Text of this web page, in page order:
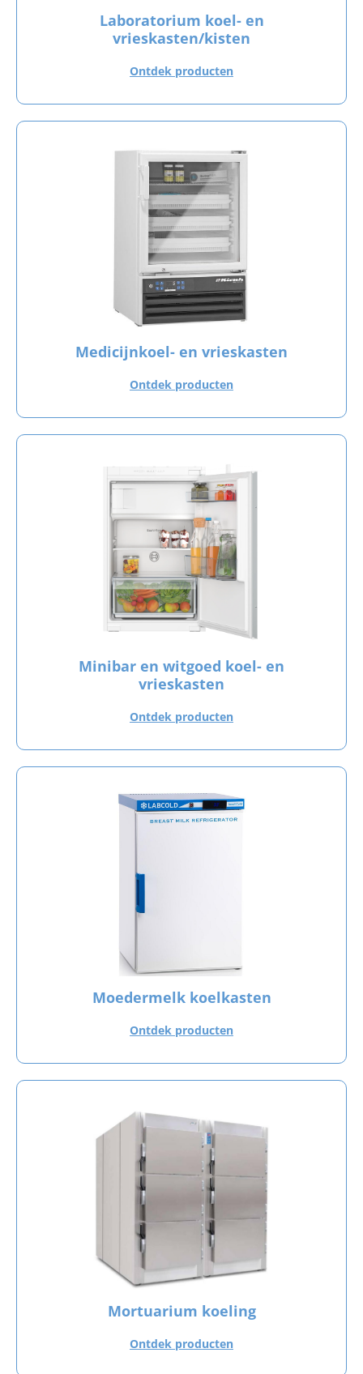
Laboratorium koel- en
vrieskasten/kisten
Ontdek producten
Medicijnkoel- en vrieskasten
Ontdek producten
Minibar en witgoed koel- en
vrieskasten
Ontdek producten
Moedermelk koelkasten
Ontdek producten
Mortuarium koeling
Ontdek producten